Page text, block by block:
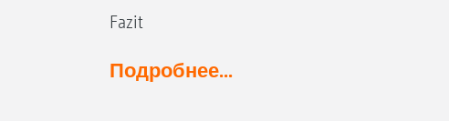
Fazit
Подробнее...